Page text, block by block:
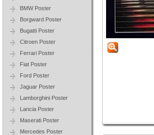
BMW Poster
Borgward Poster
Bugatti Poster
Citroen Poster
Ferrari Poster
Fiat Poster
Ford Poster
Jaguar Poster
Lamborghini Poster
Lancia Poster
Maserati Poster
Mercedes Poster